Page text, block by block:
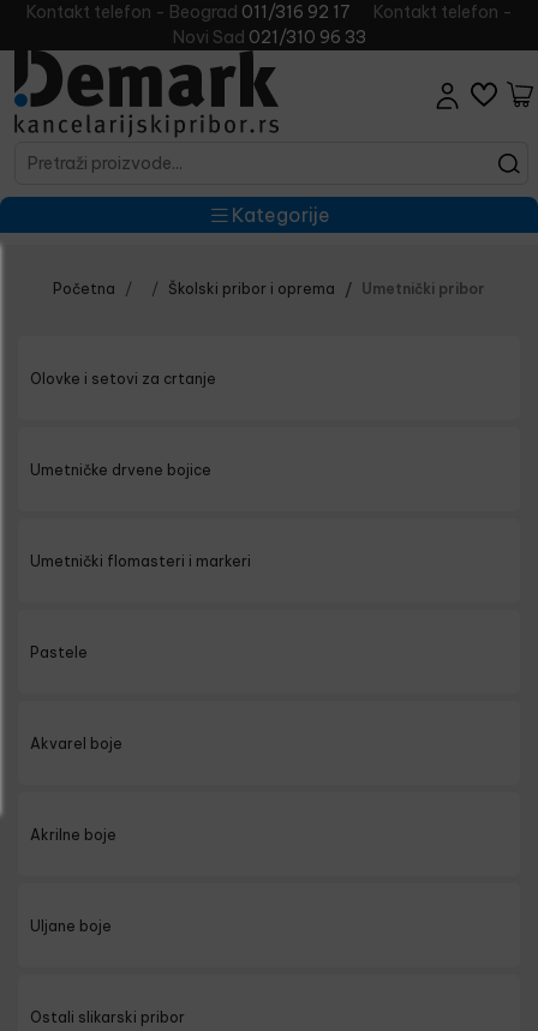
Kontakt telefon - Beograd 011/316 92 17
Kontakt telefon -
Novi Sad 021/310 96 33
Kategorije
Početna Školski pribor i oprema Umetnički pribor
Olovke i setovi za crtanje
Umetničke drvene bojice
Umetnički flomasteri i markeri
Pastele
Akvarel boje
Akrilne boje
Uljane boje
Ostali slikarski pribor